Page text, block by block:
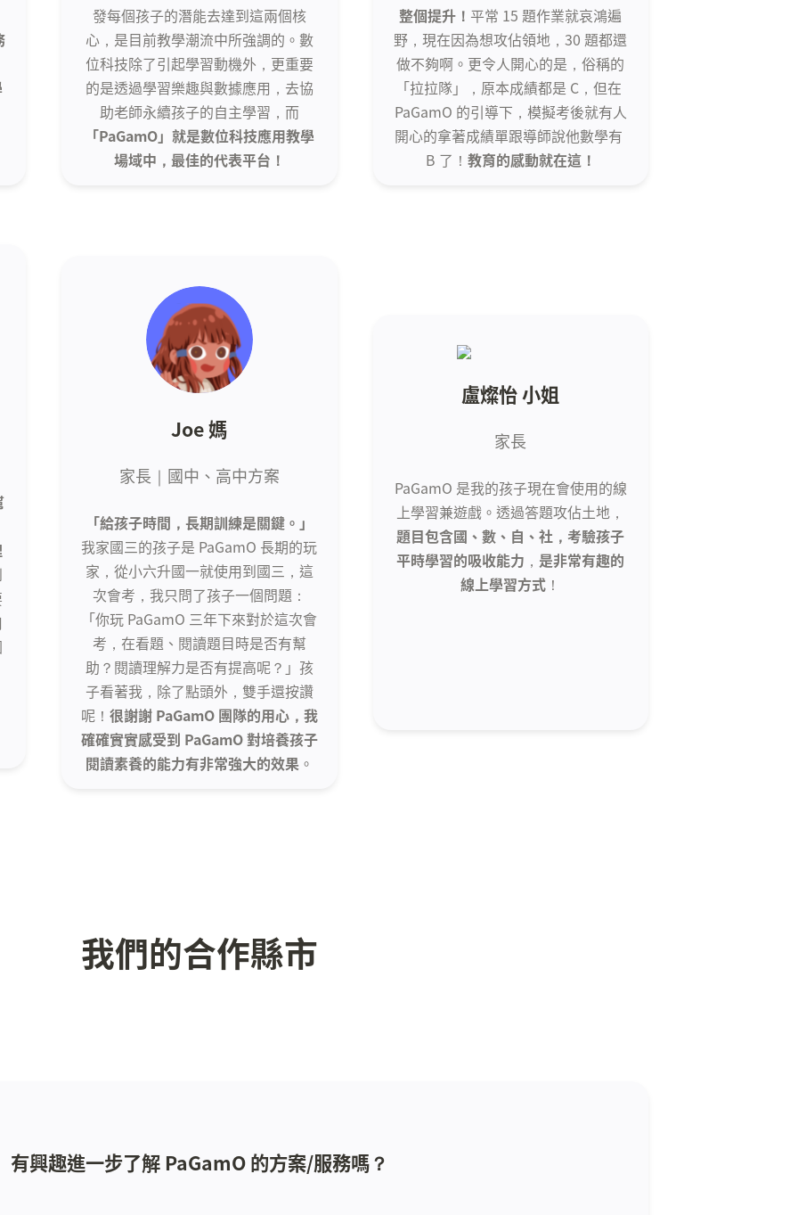
發每個孩子的潛能去達到這兩個核
心，是目前教學潮流中所強調的。數
位科技除了引起學習動機外，更重要
的是透過學習樂趣與數據應用，去協
助老師永續孩子的自主學習，而
「PaGamO」就是數位科技應用教學
場域中，最佳的代表平台！
整個提升！ 平常 15 題作業就哀鴻遍
野，現在因為想攻佔領地，30 題都還
做不夠啊。更令人開心的是，俗稱的
「拉拉隊」，原本成績都是 C，但在
PaGamO 的引導下，模擬考後就有人
開心的拿著成績單跟導師說他數學有
B 了！ 教育的感動就在這！
Joe 媽
家長｜國中、高中方案
「給孩子時間，長期訓練是關鍵。」
我家國三的孩子是 PaGamO 長期的玩
家，從小六升國一就使用到國三，這
次會考，我只問了孩子一個問題：
「你玩 PaGamO 三年下來對於這次會
考，在看題、閱讀題目時是否有幫
助？閱讀理解力是否有提高呢？」孩
子看著我，除了點頭外，雙手還按讚
呢！ 很謝謝 PaGamO 團隊的用心，我
確確實實感受到 PaGamO 對培養孩子
閱讀素養的能力有非常強大的效果 。
盧燦怡 小姐
家長
PaGamO 是我的孩子現在會使用的線
上學習兼遊戲。透過答題攻佔土地，
題目包含國、數、自、社，考驗孩子
平時學習的吸收能力 ， 是非常有趣的
線上學習方式 ！
我們的合作縣市
有興趣進一步了解 PaGamO 的方案/服務嗎？